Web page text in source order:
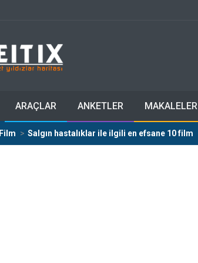
ARAÇLAR ANKETLER MAKALELER
Film Salgın hastalıklar ile ilgili en efsane 10 film